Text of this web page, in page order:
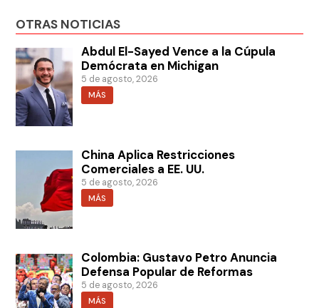
OTRAS NOTICIAS
Abdul El-Sayed Vence a la Cúpula
Demócrata en Michigan
5 de agosto, 2026
MÁS
China Aplica Restricciones
Comerciales a EE. UU.
5 de agosto, 2026
MÁS
Colombia: Gustavo Petro Anuncia
Defensa Popular de Reformas
5 de agosto, 2026
MÁS